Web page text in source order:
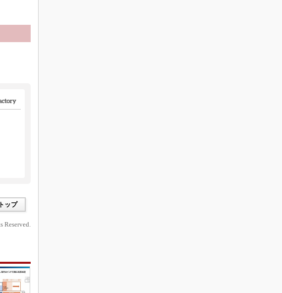
ップ
Reserved.